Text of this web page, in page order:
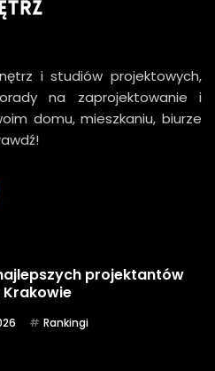
i studiów projektowych,
na zaprojektowanie i
domu, mieszkaniu, biurze
projektantów
Rankingi